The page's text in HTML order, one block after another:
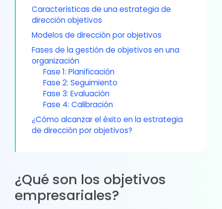
Características de una estrategia de
dirección objetivos
Modelos de dirección por objetivos
Fases de la gestión de objetivos en una
organización
Fase 1: Planificación
Fase 2: Seguimiento
Fase 3: Evaluación
Fase 4: Calibración
¿Cómo alcanzar el éxito en la estrategia
de dirección por objetivos?
¿Qué son los objetivos
empresariales?